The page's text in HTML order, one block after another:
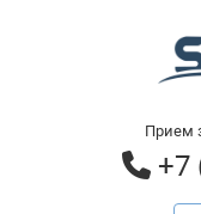
Прием
+7